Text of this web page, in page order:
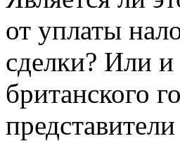
от уплаты
сделки? Или
британского